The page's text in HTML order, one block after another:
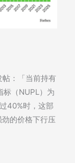
：「当前持有
标（NUPL）为
40%时，这部
的价格下行压